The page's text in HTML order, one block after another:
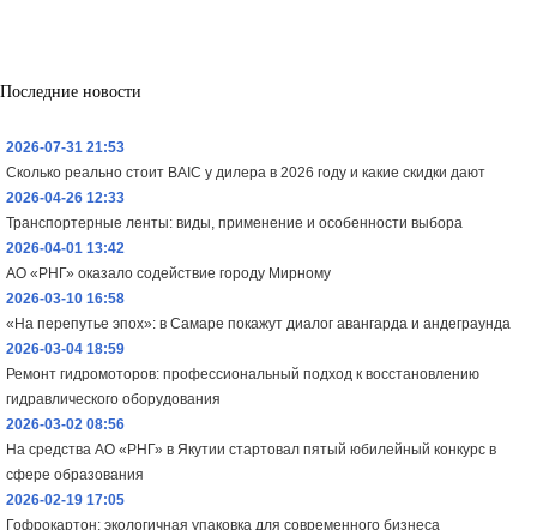
Последние новости
2026-07-31 21:53
Сколько реально стоит BAIC у дилера в 2026 году и какие скидки дают
2026-04-26 12:33
Транспортерные ленты: виды, применение и особенности выбора
2026-04-01 13:42
АО «РНГ» оказало содействие городу Мирному
2026-03-10 16:58
«На перепутье эпох»: в Самаре покажут диалог авангарда и андеграунда
2026-03-04 18:59
Ремонт гидромоторов: профессиональный подход к восстановлению
гидравлического оборудования
2026-03-02 08:56
На средства АО «РНГ» в Якутии стартовал пятый юбилейный конкурс в
сфере образования
2026-02-19 17:05
Гофрокартон: экологичная упаковка для современного бизнеса